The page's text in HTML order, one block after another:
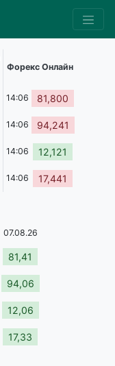
Форекс Онлайн
14:06 81,800
14:06 94,241
14:06 12,121
14:06 17,441
07.08.26
81,41
94,06
12,06
17,33